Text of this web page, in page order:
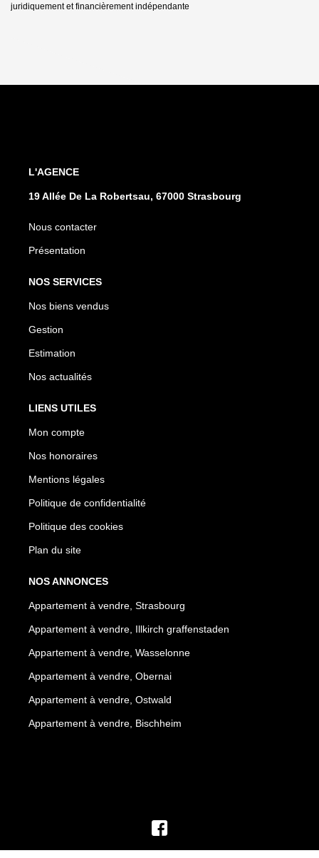
juridiquement et financièrement indépendante
L'AGENCE
19 Allée De La Robertsau, 67000 Strasbourg
Nous contacter
Présentation
NOS SERVICES
Nos biens vendus
Gestion
Estimation
Nos actualités
LIENS UTILES
Mon compte
Nos honoraires
Mentions légales
Politique de confidentialité
Politique des cookies
Plan du site
NOS ANNONCES
Appartement à vendre, Strasbourg
Appartement à vendre, Illkirch graffenstaden
Appartement à vendre, Wasselonne
Appartement à vendre, Obernai
Appartement à vendre, Ostwald
Appartement à vendre, Bischheim